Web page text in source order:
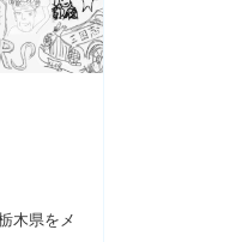
木県をメ